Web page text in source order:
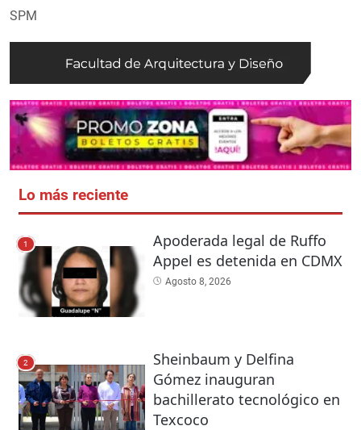
SPM
Lo más reciente
1
Apoderada legal de Ruffo
Appel es detenida en CDMX
Agosto 8, 2026
2
Sheinbaum y Delfina
Gómez inauguran
bachillerato tecnológico en
Texcoco